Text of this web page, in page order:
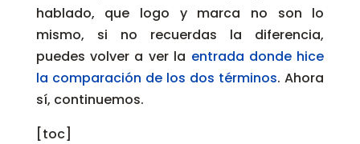
hablado, que logo y marca no son lo
mismo, si no recuerdas la diferencia,
puedes volver a ver la entrada donde hice
la comparación de los dos términos. Ahora
sí, continuemos.
[toc]